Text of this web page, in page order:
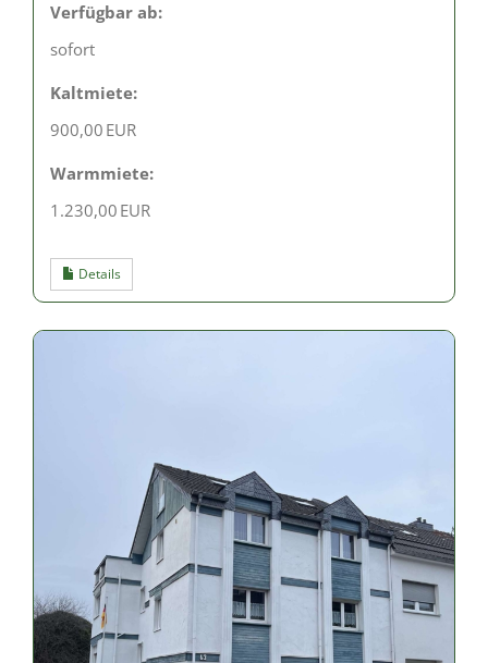
Verfügbar ab:
sofort
Kaltmiete:
900,00 EUR
Warmmiete:
1.230,00 EUR
Details